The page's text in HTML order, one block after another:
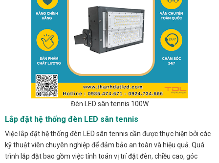
Đèn LED sân tennis 100W
Lắp đặt hệ thống đèn LED sân tennis
Việc lắp đặt hệ thống đèn LED sân tennis cần được thực hiện bởi các
kỹ thuật viên chuyên nghiệp để đảm bảo an toàn và hiệu quả. Quá
trình lắp đặt bao gồm việc tính toán vị trí đặt đèn, chiều cao, góc